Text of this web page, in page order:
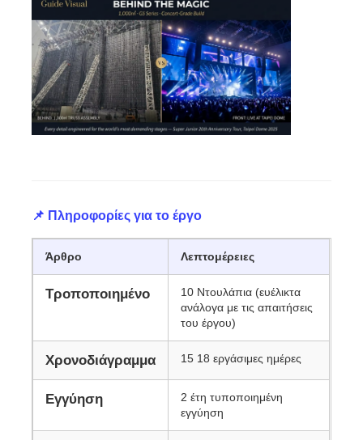
Εικόνα LED SMD
Εξωτερικό πίνακα οθόνης LED
📌 Πληροφορίες για το έργο
Άρθρο Λεπτομέρειες
Τροποποιημένο
10 Ντουλάπια (ευέλικτα
ανάλογα με τις απαιτήσεις
του έργου)
Χρονοδιάγραμμα 15 18 εργάσιμες ημέρες
Εγγύηση
2 έτη τυποποιημένη
εγγύηση